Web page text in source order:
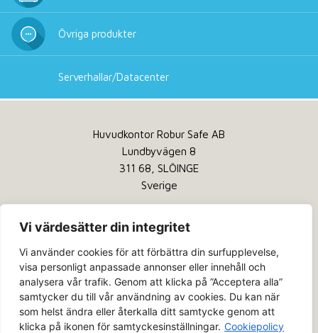
Vi värdesätter din integritet
Vi använder cookies för att förbättra din surfupplevelse,
visa personligt anpassade annonser eller innehåll och
analysera vår trafik. Genom att klicka på ”Acceptera alla”
samtycker du till vår användning av cookies. Du kan när
som helst ändra eller återkalla ditt samtycke genom att
klicka på ikonen för samtyckesinställningar. Cookiepolicy
Övriga produkter
Serverhallar/Datacenter
Huvudkontor Robur Safe AB
Lundbyvägen 8
311 68, SLÖINGE
Sverige
Tel:+46 346 260 260
Email: info@robursafe.com
Integritetspolicy
Kakor